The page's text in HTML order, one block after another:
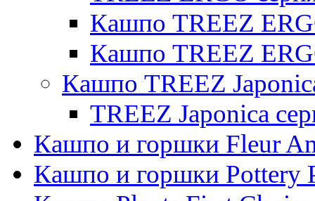
Кашпо TREEZ
Кашпо TREEZ
Кашпо TREEZ
TREEZ Japonica
Кашпо и горшки Fleur
Кашпо и горшки Pottery